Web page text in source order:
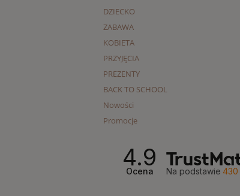
DZIECKO
ZABAWA
KOBIETA
PRZYJĘCIA
PREZENTY
BACK TO SCHOOL
Nowości
Promocje
4.9
Ocena Na podstawie 430